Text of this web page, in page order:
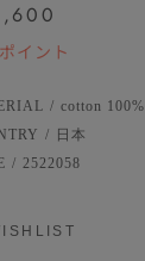
ポイント
/ cotton 100%
/
日本
/ 2522058